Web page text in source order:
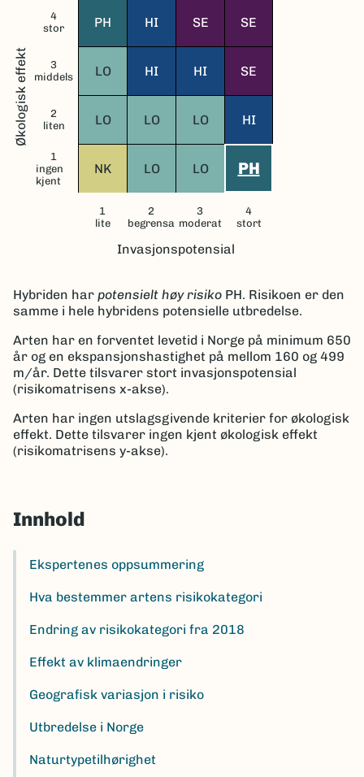
Økologisk effekt
4
stor
PH HI SE SE
3
middels
LO HI HI SE
2
liten
LO LO LO HI
1
ingen
kjent
NK LO LO PH
1
lite
2
begrensa
3
moderat
4
stort
Invasjonspotensial
Hybriden har potensielt høy risiko PH. Risikoen er den
samme i hele hybridens potensielle utbredelse.
Arten har en forventet levetid i Norge på minimum 650
år og en ekspansjonshastighet på mellom 160 og 499
m/år. Dette tilsvarer stort invasjonspotensial
(risikomatrisens x-akse).
Arten har ingen utslagsgivende kriterier for økologisk
effekt. Dette tilsvarer ingen kjent økologisk effekt
(risikomatrisens y-akse).
Innhold
Ekspertenes oppsummering
Hva bestemmer artens risikokategori
Endring av risikokategori fra 2018
Effekt av klimaendringer
Geografisk variasjon i risiko
Utbredelse i Norge
Naturtypetilhørighet